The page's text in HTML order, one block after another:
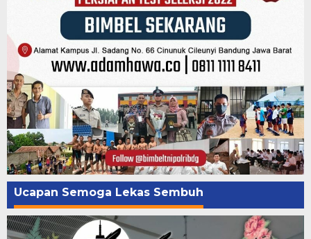
Ucapan Semoga Lekas Sembuh